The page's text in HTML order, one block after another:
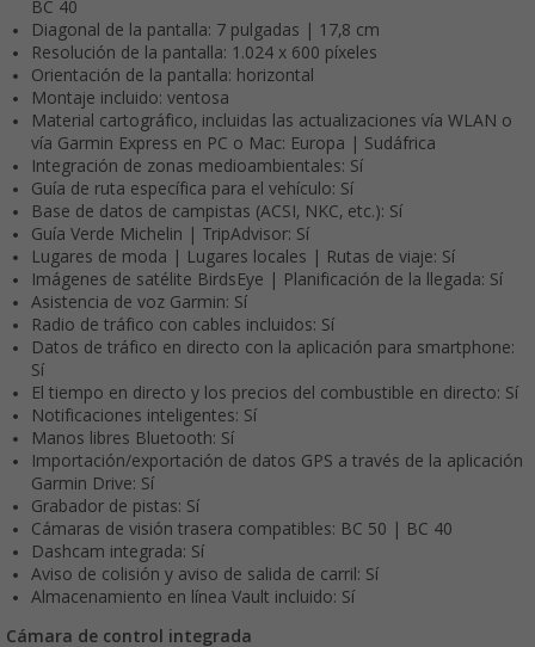
BC 40
Diagonal de la pantalla: 7 pulgadas | 17,8 cm
Resolución de la pantalla: 1.024 x 600 píxeles
Orientación de la pantalla: horizontal
Montaje incluido: ventosa
Material cartográfico, incluidas las actualizaciones vía WLAN o
vía Garmin Express en PC o Mac: Europa | Sudáfrica
Integración de zonas medioambientales: Sí
Guía de ruta específica para el vehículo: Sí
Base de datos de campistas (ACSI, NKC, etc.): Sí
Guía Verde Michelin | TripAdvisor: Sí
Lugares de moda | Lugares locales | Rutas de viaje: Sí
Imágenes de satélite BirdsEye | Planificación de la llegada: Sí
Asistencia de voz Garmin: Sí
Radio de tráfico con cables incluidos: Sí
Datos de tráfico en directo con la aplicación para smartphone:
Sí
El tiempo en directo y los precios del combustible en directo: Sí
Notificaciones inteligentes: Sí
Manos libres Bluetooth: Sí
Importación/exportación de datos GPS a través de la aplicación
Garmin Drive: Sí
Grabador de pistas: Sí
Cámaras de visión trasera compatibles: BC 50 | BC 40
Dashcam integrada: Sí
Aviso de colisión y aviso de salida de carril: Sí
Almacenamiento en línea Vault incluido: Sí
Cámara de control integrada